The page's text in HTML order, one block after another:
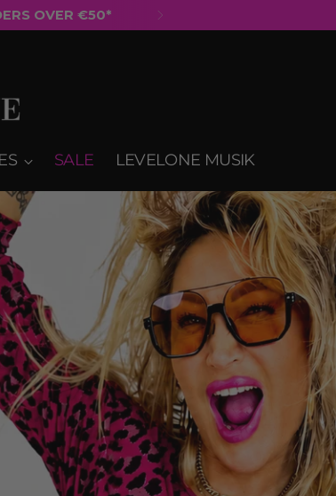
SALE LEVELONE MUSIK
€50